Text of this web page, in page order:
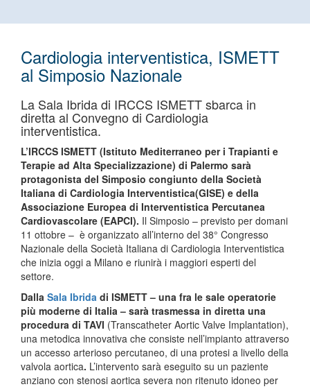
Cardiologia interventistica, ISMETT
al Simposio Nazionale
La Sala Ibrida di IRCCS ISMETT sbarca in
diretta al Convegno di Cardiologia
interventistica.
L’IRCCS ISMETT (Istituto Mediterraneo per i Trapianti e
Terapie ad Alta Specializzazione) di Palermo sarà
protagonista del Simposio congiunto della Società
Italiana di Cardiologia Interventistica(GISE) e della
Associazione Europea di Interventistica Percutanea
Cardiovascolare (EAPCI). Il Simposio – previsto per domani
11 ottobre – è organizzato all’interno del 38° Congresso
Nazionale della Società Italiana di Cardiologia Interventistica
che inizia oggi a Milano e riunirà i maggiori esperti del
settore.
Dalla Sala Ibrida di ISMETT – una fra le sale operatorie
più moderne di Italia – sarà trasmessa in diretta una
procedura di TAVI (Transcatheter Aortic Valve Implantation),
una metodica innovativa che consiste nell’impianto attraverso
un accesso arterioso percutaneo, di una protesi a livello della
valvola aortica. L’intervento sarà eseguito su un paziente
anziano con stenosi aortica severa non ritenuto idoneo per